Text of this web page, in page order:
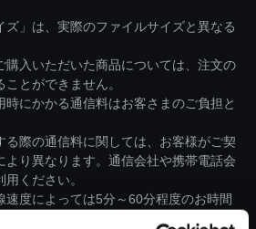
ズ」は、実際のファイルサイズと異なる
購入いただいた商品については、注文の
とができません。
時にかかる通信料はお客さまのご負担と
る際の通信料に関しては、お客様がご契
より異なります。通信会社や携帯電話会
ください。
速度によっては5分～60分程度のお時間